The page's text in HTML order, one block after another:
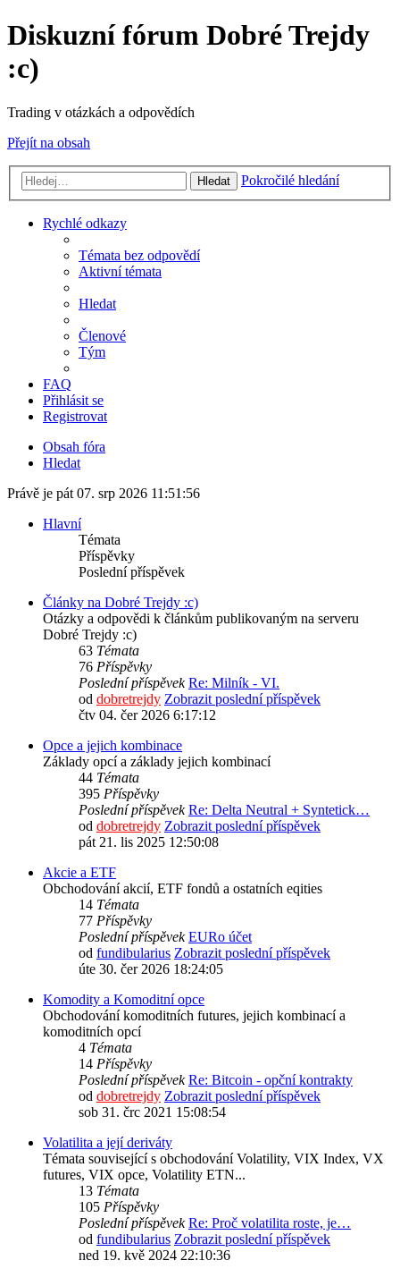
Diskuzní fórum Dobré Trejdy
:c)
Trading v otázkách a odpovědích
Přejít na obsah
Hledat Pokročilé hledání
Rychlé odkazy
Témata bez odpovědí
Aktivní témata
Hledat
Členové
Tým
FAQ
Přihlásit se
Registrovat
Obsah fóra
Hledat
Právě je pát 07. srp 2026 11:51:56
Hlavní
Témata
Příspěvky
Poslední příspěvek
Články na Dobré Trejdy :c)
Otázky a odpovědi k článkům publikovaným na serveru
Dobré Trejdy :c)
63 Témata
76 Příspěvky
Poslední příspěvek Re: Milník - VI.
od dobretrejdy Zobrazit poslední příspěvek
čtv 04. čer 2026 6:17:12
Opce a jejich kombinace
Základy opcí a základy jejich kombinací
44 Témata
395 Příspěvky
Poslední příspěvek Re: Delta Neutral + Syntetick…
od dobretrejdy Zobrazit poslední příspěvek
pát 21. lis 2025 12:50:08
Akcie a ETF
Obchodování akcií, ETF fondů a ostatních eqities
14 Témata
77 Příspěvky
Poslední příspěvek EURo účet
od fundibularius Zobrazit poslední příspěvek
úte 30. čer 2026 18:24:05
Komodity a Komoditní opce
Obchodování komoditních futures, jejich kombinací a
komoditních opcí
4 Témata
14 Příspěvky
Poslední příspěvek Re: Bitcoin - opční kontrakty
od dobretrejdy Zobrazit poslední příspěvek
sob 31. črc 2021 15:08:54
Volatilita a její deriváty
Témata související s obchodování Volatility, VIX Index, VX
futures, VIX opce, Volatility ETN...
13 Témata
105 Příspěvky
Poslední příspěvek Re: Proč volatilita roste, je…
od fundibularius Zobrazit poslední příspěvek
ned 19. kvě 2024 22:10:36